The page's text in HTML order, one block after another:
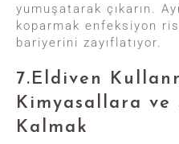
yumuşatarak çıkarın.
koparmak enfeksiyon
bariyerini zayıflatıyor.
7.Eldiven
Kimyasallara ve
Kalmak